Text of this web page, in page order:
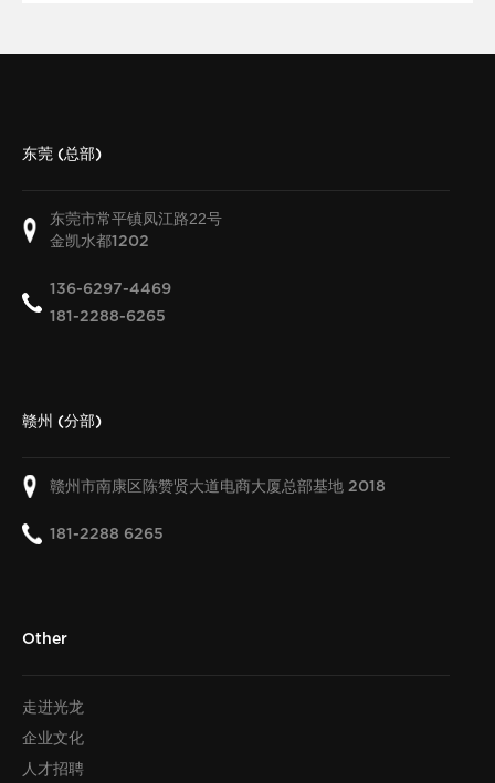
东莞 (总部)
东莞市常平镇凤江路22号
金凯水都1202
136-6297-4469
181-2288-6265
赣州 (分部)
赣州市南康区陈赞贤大道电商大厦总部基地 2018
181-2288 6265
Other
走进光龙
企业文化
人才招聘